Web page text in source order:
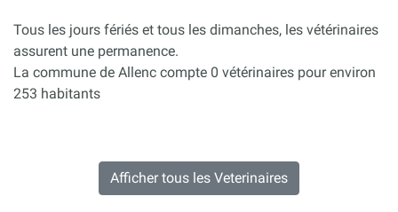
Tous les jours fériés et tous les dimanches, les vétérinaires
assurent une permanence.
La commune de Allenc compte 0 vétérinaires pour environ
253 habitants
Afficher tous les Veterinaires